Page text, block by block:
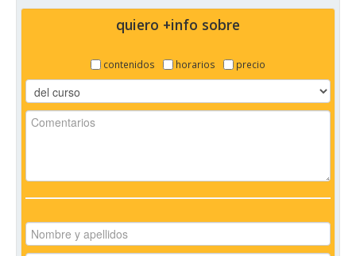
quiero +info sobre
contenidos horarios precio